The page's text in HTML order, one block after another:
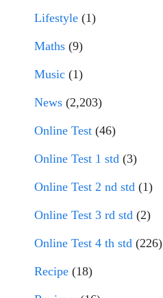
Lifestyle (1)
Maths (9)
Music (1)
News (2,203)
Online Test (46)
Online Test 1 std (3)
Online Test 2 nd std (1)
Online Test 3 rd std (2)
Online Test 4 th std (226)
Recipe (18)